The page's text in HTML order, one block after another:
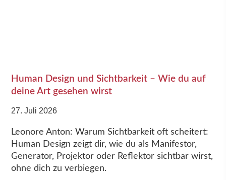
Human Design und Sichtbarkeit – Wie du auf
deine Art gesehen wirst
27. Juli 2026
Leonore Anton: Warum Sichtbarkeit oft scheitert:
Human Design zeigt dir, wie du als Manifestor,
Generator, Projektor oder Reflektor sichtbar wirst,
ohne dich zu verbiegen.